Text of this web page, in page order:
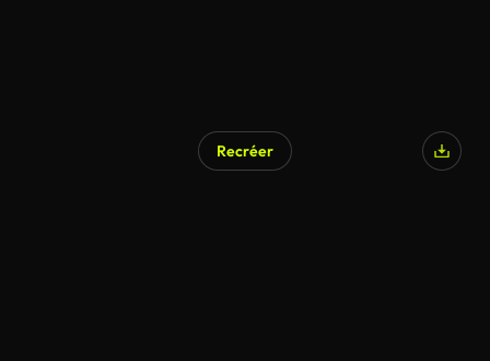
Recréer